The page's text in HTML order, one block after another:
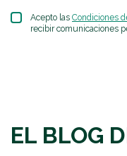
Acepto las Condiciones
recibir comunicaciones
EL BLOG